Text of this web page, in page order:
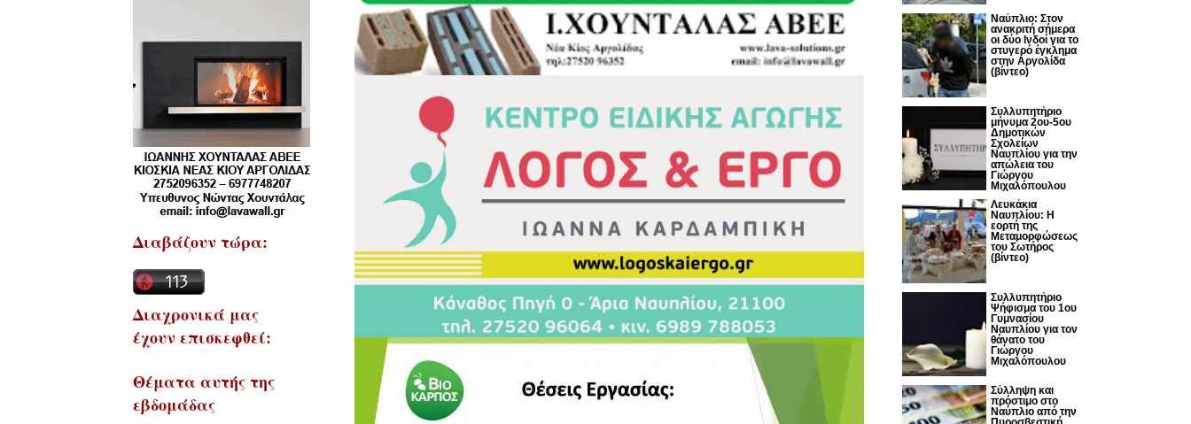
Διαβάζουν τώρα:
Διαχρονικά μας
έχουν επισκεφθεί:
Θέματα αυτής της
εβδομάδας
Nαύπλιο: Στον
ανακριτή σήμερα
οι δύο Ινδοί για το
στυγερό έγκλημα
στην Αργολίδα
(βίντεο)
Συλλυπητήριο
μήνυμα 2ου-5ου
Δημοτικών
Σχολείων
Ναυπλίου για την
απώλεια του
Γιώργου
Μιχαλόπουλου
Λευκάκια
Ναυπλίου: Η
εορτή της
Μεταμορφώσεως
του Σωτήρος
(βίντεο)
Συλλυπητήριο
Ψήφισμα του 1ου
Γυμνασίου
Ναυπλίου για τον
θάνατο του
Γιώργου
Μιχαλόπουλου
Σύλληψη και
πρόστιμο στο
Ναύπλιο από την